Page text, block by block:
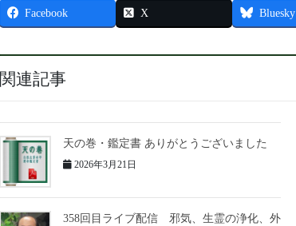
Facebook X Bluesky
関連記事
天の巻・鑑定書 ありがとうございました
2026年3月21日
358回目ライブ配信 邪気、生霊の浄化、外